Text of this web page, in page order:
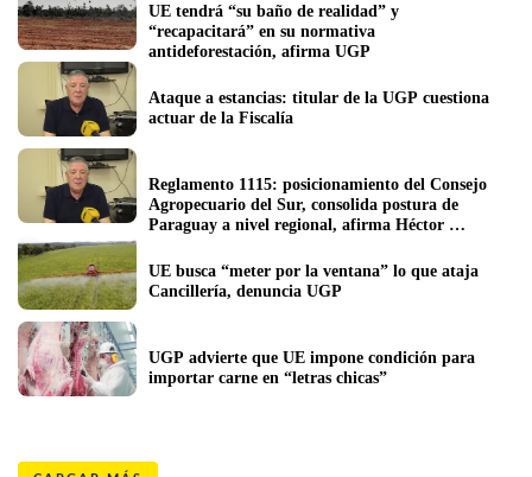
UE tendrá “su baño de realidad” y
“recapacitará” en su normativa
antideforestación, afirma UGP
Ataque a estancias: titular de la UGP cuestiona
actuar de la Fiscalía
Reglamento 1115: posicionamiento del Consejo
Agropecuario del Sur, consolida postura de
Paraguay a nivel regional, afirma Héctor
UE busca “meter por la ventana” lo que ataja
Cancillería, denuncia UGP
UGP advierte que UE impone condición para
importar carne en “letras chicas”